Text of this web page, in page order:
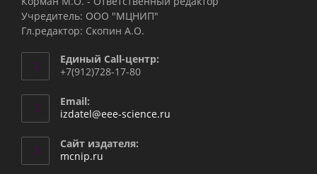
Учредитель: ООО "МЦНИП"
Гл.редактор: Скопин А.О.
Единый Call-центр:
+7(912)728-17-80
Email:
izdatel@eee-science.ru
Сайт издателя:
mcnip.ru